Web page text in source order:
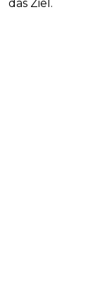
das Ziel.